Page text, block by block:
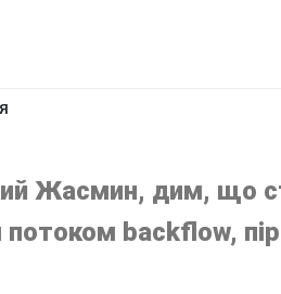
Жасмин, дим, що
потоком backflow,